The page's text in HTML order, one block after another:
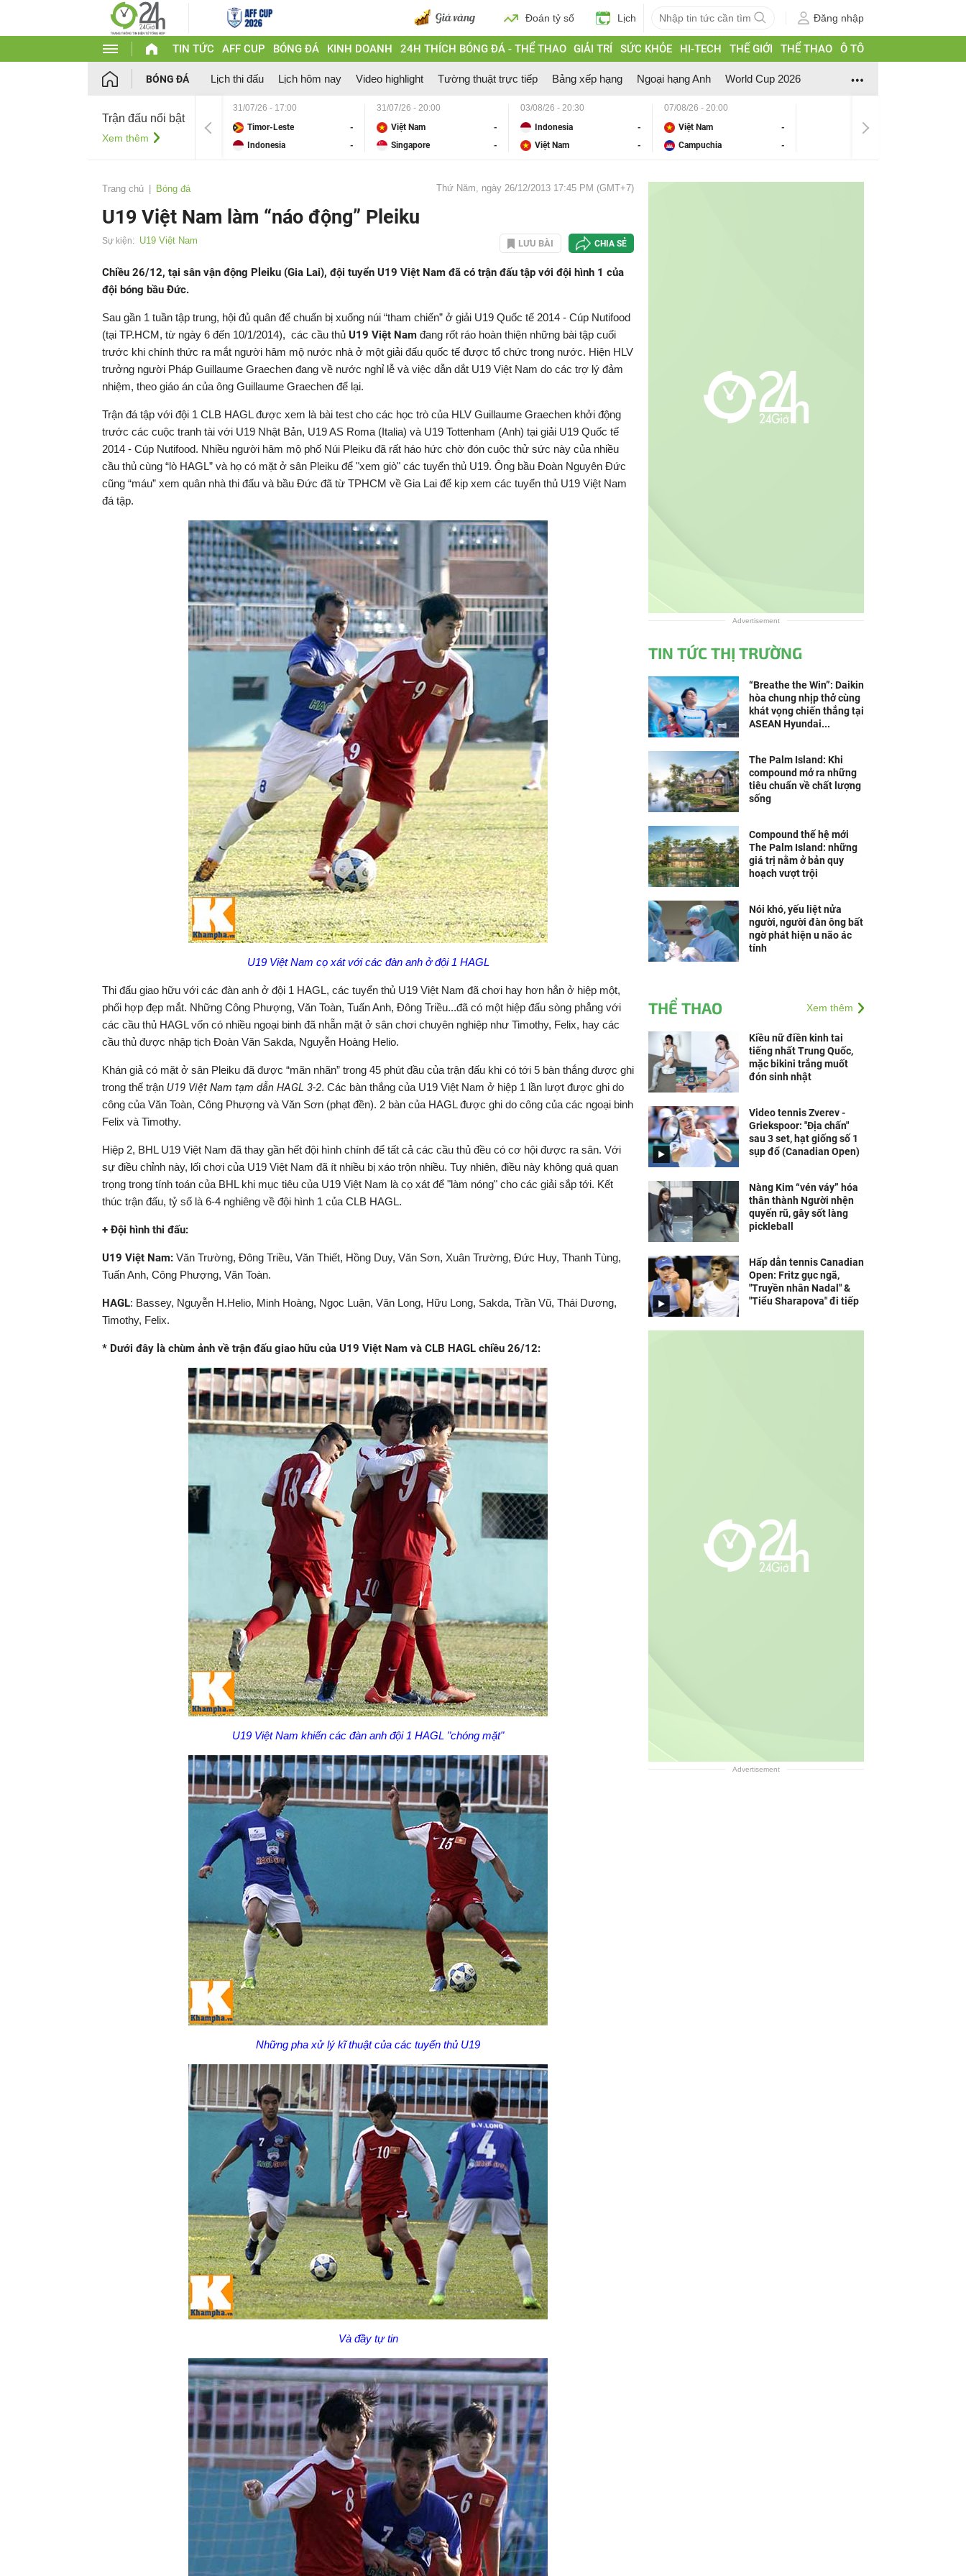
Đoán tỷ số Lịch Đăng nhập
TIN TỨC AFF CUP BÓNG ĐÁ KINH DOANH 24H THÍCH BÓNG ĐÁ - THỂ THAO GIẢI TRÍ SỨC KHỎE HI-TECH THẾ GIỚI THỂ THAO Ô TÔ
BÓNG ĐÁ Lịch thi đấu Lịch hôm nay Video highlight Tường thuật trực tiếp Bảng xếp hạng Ngoại hạng Anh World Cup 2026
Trận đấu nổi bật
Xem thêm
31/07/26 - 17:00
Timor-Leste
-
Indonesia
-
31/07/26 - 20:00
Việt Nam
-
Singapore
-
03/08/26 - 20:30
Indonesia
-
Việt Nam
-
07/08/26 - 20:00
Việt Nam
-
Campuchia
-
Trang chủ Bóng đá Thứ Năm, ngày 26/12/2013 17:45 PM (GMT+7)
U19 Việt Nam làm “náo động” Pleiku
Sự kiện: U19 Việt Nam LƯU BÀI CHIA SẺ
Chiều 26/12, tại sân vận động Pleiku (Gia Lai), đội tuyển U19 Việt Nam đã có trận đấu tập với đội hình 1 của
đội bóng bầu Đức.
Sau gần 1 tuần tập trung, hội đủ quân để chuẩn bị xuống núi “tham chiến” ở giải U19 Quốc tế 2014 - Cúp Nutifood
(tại TP.HCM, từ ngày 6 đến 10/1/2014), các cầu thủ U19 Việt Nam đang rốt ráo hoàn thiện những bài tập cuối
trước khi chính thức ra mắt người hâm mộ nước nhà ở một giải đấu quốc tế được tổ chức trong nước. Hiện HLV
trưởng người Pháp Guillaume Graechen đang về nước nghỉ lễ và việc dẫn dắt U19 Việt Nam do các trợ lý đảm
nhiệm, theo giáo án của ông Guillaume Graechen để lại.
Trận đá tập với đội 1 CLB HAGL được xem là bài test cho các học trò của HLV Guillaume Graechen khởi động
trước các cuộc tranh tài với U19 Nhật Bản, U19 AS Roma (Italia) và U19 Tottenham (Anh) tại giải U19 Quốc tế
2014 - Cúp Nutifood. Nhiều người hâm mộ phố Núi Pleiku đã rất háo hức chờ đón cuộc thử sức này của nhiều
cầu thủ cùng “lò HAGL” và họ có mặt ở sân Pleiku để "xem giò" các tuyển thủ U19. Ông bầu Đoàn Nguyên Đức
cũng “máu” xem quân nhà thi đấu và bầu Đức đã từ TPHCM về Gia Lai để kịp xem các tuyển thủ U19 Việt Nam
đá tập.
U19 Việt Nam cọ xát với các đàn anh ở đội 1 HAGL
Thi đấu giao hữu với các đàn anh ở đội 1 HAGL, các tuyển thủ U19 Việt Nam đã chơi hay hơn hẳn ở hiệp một,
phối hợp đẹp mắt. Những Công Phượng, Văn Toàn, Tuấn Anh, Đông Triều...đã có một hiệp đấu sòng phẳng với
các cầu thủ HAGL vốn có nhiều ngoại binh đã nhẵn mặt ở sân chơi chuyên nghiệp như Timothy, Felix, hay các
cầu thủ được nhập tịch Đoàn Văn Sakda, Nguyễn Hoàng Helio.
Khán giả có mặt ở sân Pleiku đã được “mãn nhãn” trong 45 phút đầu của trận đấu khi có tới 5 bàn thắng được ghi
trong thế trận U19 Việt Nam tạm dẫn HAGL 3-2. Các bàn thắng của U19 Việt Nam ở hiệp 1 lần lượt được ghi do
công của Văn Toàn, Công Phượng và Văn Sơn (phạt đền). 2 bàn của HAGL được ghi do công của các ngoại binh
Felix và Timothy.
Hiệp 2, BHL U19 Việt Nam đã thay gần hết đội hình chính để tất cả các cầu thủ đều có cơ hội được ra sân. Với
sự điều chỉnh này, lối chơi của U19 Việt Nam đã ít nhiều bị xáo trộn nhiều. Tuy nhiên, điều này không quá quan
trọng trong tính toán của BHL khi mục tiêu của U19 Việt Nam là cọ xát để "làm nóng" cho các giải sắp tới. Kết
thúc trận đấu, tỷ số là 6-4 nghiêng về đội hình 1 của CLB HAGL.
+ Đội hình thi đấu:
U19 Việt Nam: Văn Trường, Đông Triều, Văn Thiết, Hồng Duy, Văn Sơn, Xuân Trường, Đức Huy, Thanh Tùng,
Tuấn Anh, Công Phượng, Văn Toàn.
HAGL: Bassey, Nguyễn H.Helio, Minh Hoàng, Ngọc Luận, Văn Long, Hữu Long, Sakda, Trần Vũ, Thái Dương,
Timothy, Felix.
* Dưới đây là chùm ảnh về trận đấu giao hữu của U19 Việt Nam và CLB HAGL chiều 26/12:
U19 Việt Nam khiến các đàn anh đội 1 HAGL "chóng mặt"
Những pha xử lý kĩ thuật của các tuyển thủ U19
Và đầy tự tin
Advertisement
TIN TỨC THỊ TRƯỜNG
“Breathe the Win”: Daikin
hòa chung nhịp thở cùng
khát vọng chiến thắng tại
ASEAN Hyundai...
The Palm Island: Khi
compound mở ra những
tiêu chuẩn về chất lượng
sống
Compound thế hệ mới
The Palm Island: những
giá trị nằm ở bản quy
hoạch vượt trội
Nói khó, yếu liệt nửa
người, người đàn ông bất
ngờ phát hiện u não ác
tính
THỂ THAO Xem thêm
Kiều nữ điền kinh tai
tiếng nhất Trung Quốc,
mặc bikini trắng muốt
đón sinh nhật
Video tennis Zverev -
Griekspoor: "Địa chấn"
sau 3 set, hạt giống số 1
sụp đổ (Canadian Open)
Nàng Kim “vén váy” hóa
thân thành Người nhện
quyến rũ, gây sốt làng
pickleball
Hấp dẫn tennis Canadian
Open: Fritz gục ngã,
"Truyền nhân Nadal" &
"Tiểu Sharapova" đi tiếp
Advertisement